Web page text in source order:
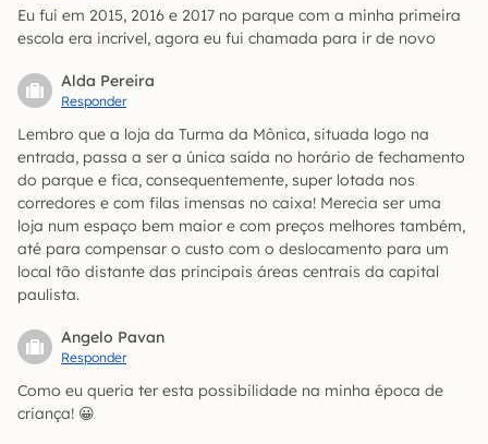
Eu fui em 2015, 2016 e 2017 no parque com a minha primeira
escola era incrível, agora eu fui chamada para ir de novo
Alda Pereira
Responder
Lembro que a loja da Turma da Mônica, situada logo na
entrada, passa a ser a única saída no horário de fechamento
do parque e fica, consequentemente, super lotada nos
corredores e com filas imensas no caixa! Merecia ser uma
loja num espaço bem maior e com preços melhores também,
até para compensar o custo com o deslocamento para um
local tão distante das principais áreas centrais da capital
paulista.
Angelo Pavan
Responder
Como eu queria ter esta possibilidade na minha época de
criança! 😀